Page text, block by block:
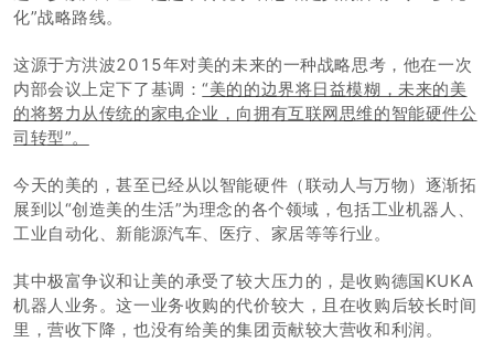
化”战略路线。
这源于方洪波2015年对美的未来的一种战略思考，他在一次
内部会议上定下了基调：“美的的边界将日益模糊，未来的美
的将努力从传统的家电企业，向拥有互联网思维的智能硬件公
司转型”。
今天的美的，甚至已经从以智能硬件（联动人与万物）逐渐拓
展到以“创造美的生活”为理念的各个领域，包括工业机器人、
工业自动化、新能源汽车、医疗、家居等等行业。
其中极富争议和让美的承受了较大压力的，是收购德国KUKA
机器人业务。这一业务收购的代价较大，且在收购后较长时间
里，营收下降，也没有给美的集团贡献较大营收和利润。